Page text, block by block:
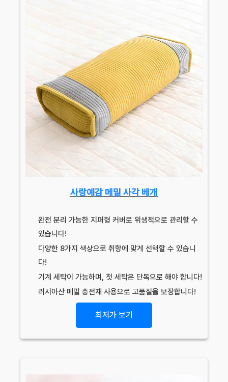
사랑예감 메밀 사각 베개
완전 분리 가능한 지퍼형 커버로 위생적으로 관리할 수
있습니다!
다양한 8가지 색상으로 취향에 맞게 선택할 수 있습니
다!
기계 세탁이 가능하며, 첫 세탁은 단독으로 해야 합니다!
러시아산 메밀 충전재 사용으로 고품질을 보장합니다!
최저가 보기